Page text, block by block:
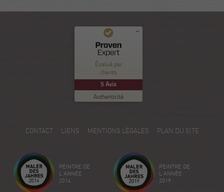
Évalué par
clients
5Avis
Authenticité
Commentaires et expériences des clients pour
Nuance Sion
100
%
Recommandé sur
ProvenExpert.com
EXCELLENT
5.00
/
5
Créez votre propre sceau maintenant
18/12/2025
Voir le profil
CONTACT LIENS MENTIONS LÉGALES PLAN DU SITE
PEINTRE DE
L'ANNÉE
2014
PEINTRE DE
L'ANNÉE
2019